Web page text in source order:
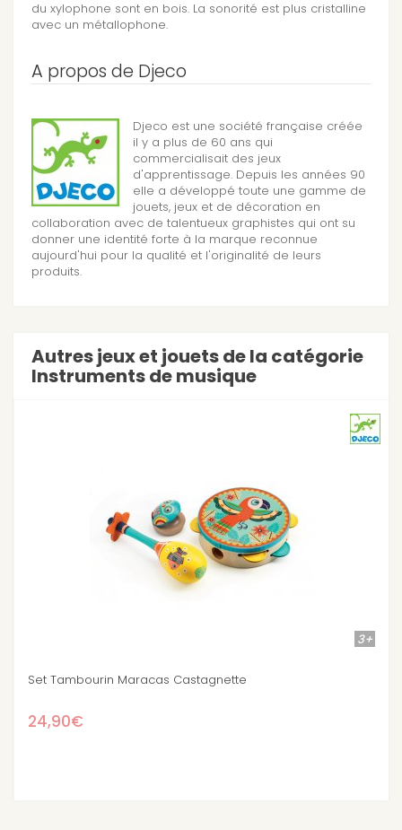
du xylophone sont en bois. La sonorité est plus cristalline
avec un métallophone.
A propos de Djeco
Djeco est une société française créée
il y a plus de 60 ans qui
commercialisait des jeux
d'apprentissage. Depuis les années 90
elle a développé toute une gamme de
jouets, jeux et de décoration en
collaboration avec de talentueux graphistes qui ont su
donner une identité forte à la marque reconnue
aujourd'hui pour la qualité et l'originalité de leurs
produits.
Autres jeux et jouets de la catégorie
Instruments de musique
Ukulélé Djeco